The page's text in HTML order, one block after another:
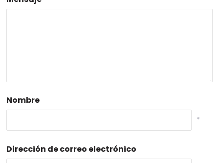
Nombre
*
Dirección de correo electrónico